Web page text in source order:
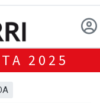
2025